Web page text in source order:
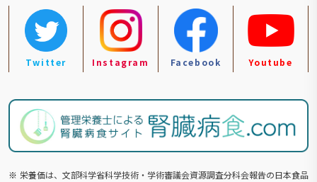
Twitter Instagram Facebook Youtube
※ 栄養価は、文部科学省科学技術・学術審議会資源調査分科会報告の⽇本食品